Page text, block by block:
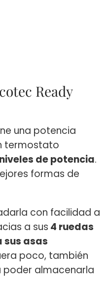
Ready
una potencia
termostato
de potencia.
formas de
con facilidad a
a sus 4 ruedas
asas
poco, también
poder almacenarla